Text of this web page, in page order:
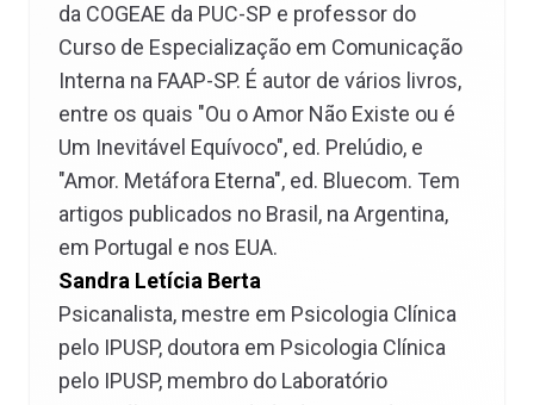
da COGEAE da PUC-SP e professor do
Curso de Especialização em Comunicação
Interna na FAAP-SP. É autor de vários livros,
entre os quais "Ou o Amor Não Existe ou é
Um Inevitável Equívoco", ed. Prelúdio, e
"Amor. Metáfora Eterna", ed. Bluecom. Tem
artigos publicados no Brasil, na Argentina,
em Portugal e nos EUA.
Sandra Letícia Berta
Psicanalista, mestre em Psicologia Clínica
pelo IPUSP, doutora em Psicologia Clínica
pelo IPUSP, membro do Laboratório